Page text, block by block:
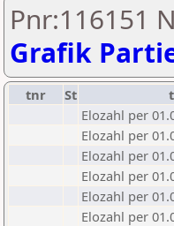
Pnr:116151
Grafik
tnr St
Elozahl per
Elozahl per
Elozahl per
Elozahl per
Elozahl per
Elozahl per